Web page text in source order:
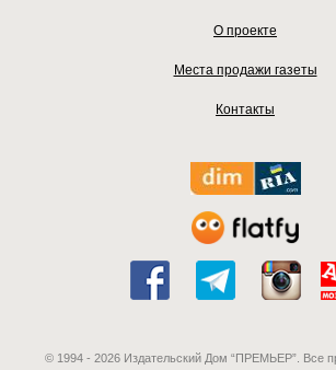
О проекте
Места продажи газеты
Контакты
© 1994 - 2026 Издательский Дом “ПРЕМЬЕР”. Все